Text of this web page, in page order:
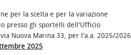
per la scelta e per la variazione
presso gli sportelli dell'Ufficio
Nuova Marina 33, per l'a.a. 2025/2026
2025